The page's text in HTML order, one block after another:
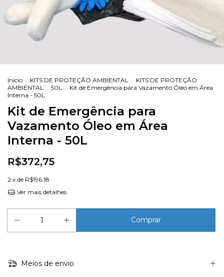
Início . KITS DE PROTEÇÃO AMBIENTAL . KITS DE PROTEÇÃO
AMBIENTAL . 50L . Kit de Emergência para Vazamento Óleo em Área
Interna - 50L
Kit de Emergência para
Vazamento Óleo em Área
Interna - 50L
R$372,75
2 x de R$196,18
Ver mais detalhes
Meios de envio